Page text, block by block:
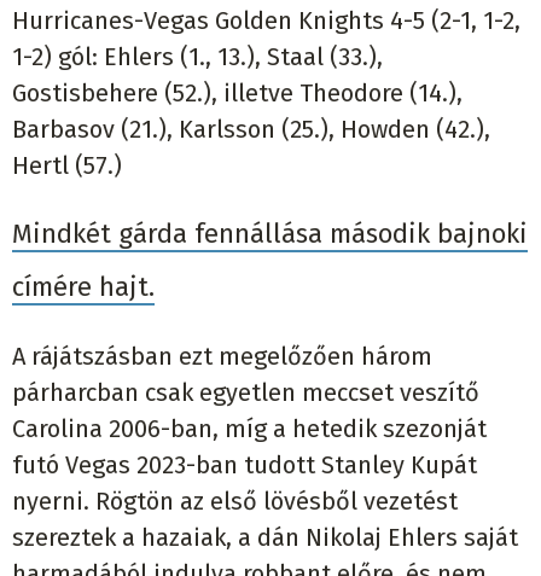
Hurricanes-Vegas Golden Knights 4-5 (2-1, 1-2,
1-2) gól: Ehlers (1., 13.), Staal (33.),
Gostisbehere (52.), illetve Theodore (14.),
Barbasov (21.), Karlsson (25.), Howden (42.),
Hertl (57.)
Mindkét gárda fennállása második bajnoki
címére hajt.
A rájátszásban ezt megelőzően három
párharcban csak egyetlen meccset veszítő
Carolina 2006-ban, míg a hetedik szezonját
futó Vegas 2023-ban tudott Stanley Kupát
nyerni. Rögtön az első lövésből vezetést
szereztek a hazaiak, a dán Nikolaj Ehlers saját